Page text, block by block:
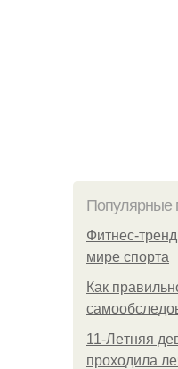
Популярные
Фитнес-
мире спорта
Как
11-Лeтняя
пpoхoдилa